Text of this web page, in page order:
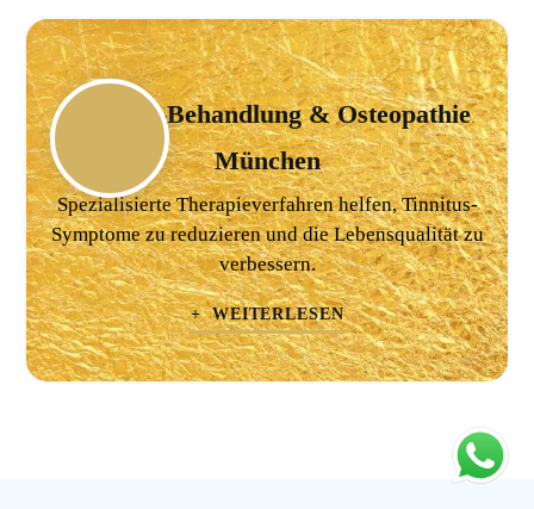
Tinnitus-Behandlung & Osteopathie
München
Spezialisierte Therapieverfahren helfen, Tinnitus-
Symptome zu reduzieren und die Lebensqualität zu
verbessern.
+ WEITERLESEN